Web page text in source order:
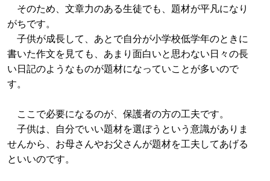
そのため、文章力のある生徒でも、題材が平凡になり
がちです。
子供が成長して、あとで自分が小学校低学年のときに
書いた作文を見ても、あまり面白いと思わない日々の長
い日記のようなものが題材になっていことが多いので
す。
ここで必要になるのが、保護者の方の工夫です。
子供は、自分でいい題材を選ぼうという意識がありま
せんから、お母さんやお父さんが題材を工夫してあげる
といいのです。